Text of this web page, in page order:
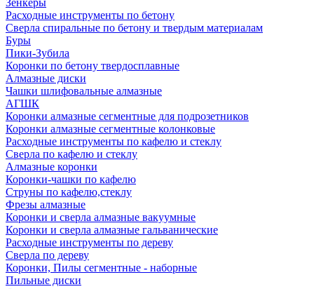
Зенкеры
Расходные инструменты по бетону
Сверла спиральные по бетону и твердым материалам
Буры
Пики-Зубила
Коронки по бетону твердосплавные
Алмазные диски
Чашки шлифовальные алмазные
АГШК
Коронки алмазные сегментные для подрозетников
Коронки алмазные сегментные колонковые
Расходные инструменты по кафелю и стеклу
Сверла по кафелю и стеклу
Алмазные коронки
Коронки-чашки по кафелю
Струны по кафелю,стеклу
Фрезы алмазные
Коронки и сверла алмазные вакуумные
Коронки и сверла алмазные гальванические
Расходные инструменты по дереву
Сверла по дереву
Коронки, Пилы сегментные - наборные
Пильные диски